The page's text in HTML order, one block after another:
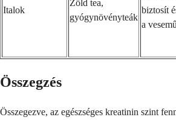
Italok
Zöld tea,
gyógynövényteák
biztosít
a
Összegzés
Összegezve, az egészséges kreatinin szint